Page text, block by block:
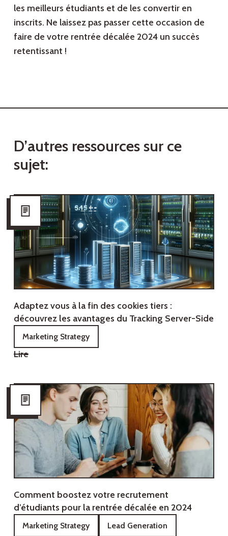
les meilleurs étudiants et de les convertir en
inscrits. Ne laissez pas passer cette occasion de
faire de votre rentrée décalée 2024 un succès
retentissant !
D’autres ressourcessur ce
sujet:
Adaptez vous à la fin des cookies tiers :
découvrez les avantages du Tracking Server-Side
Marketing Strategy
Lire
Comment boostez votre recrutement
d’étudiants pour la rentrée décalée en 2024
Marketing Strategy Lead Generation